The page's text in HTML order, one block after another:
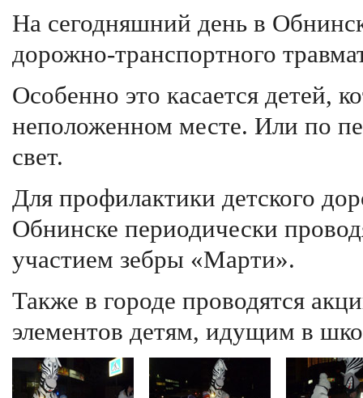
На сегодняшний день в
дорожно-транспортного
Особенно это касается детей,
неположенном месте. Или по
свет.
Для профилактики детского
Обнинске периодически
участием зебры «Марти».
Также в городе проводятся
элементов детям, идущим в